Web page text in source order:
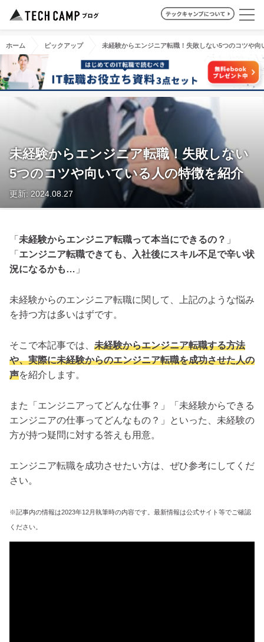
ホーム ピックアップ 未経験からエンジニア転職！失敗しない5つのコツや向
未経験からエンジニア転職！失敗しない
5つのコツや向いている人の特徴を紹介
更新: 2024.08.27
「 未経験からエンジニア転職って本当にできるの？ 」
「 エンジニア転職できても、入社後にスキル不足で辛い状
況になるかも… 」
未経験からのエンジニア転職に関して、上記のような悩み
を持つ方は多いはずです。
そこで本記事では、 未経験からエンジニア転職する方法
や、実際に未経験からのエンジニア転職を成功させた人の
声を紹介します。
また「エンジニアってどんな仕事？」「未経験からできる
エンジニアの仕事ってどんなもの？」といった、未経験の
方が持つ疑問に対する答えも用意。
エンジニア転職を成功させたい方は、ぜひ参考にしてくだ
さい。
※記事内の情報は2023年12月執筆時の内容です。最新情報は公式サイト等でご確認
ください。